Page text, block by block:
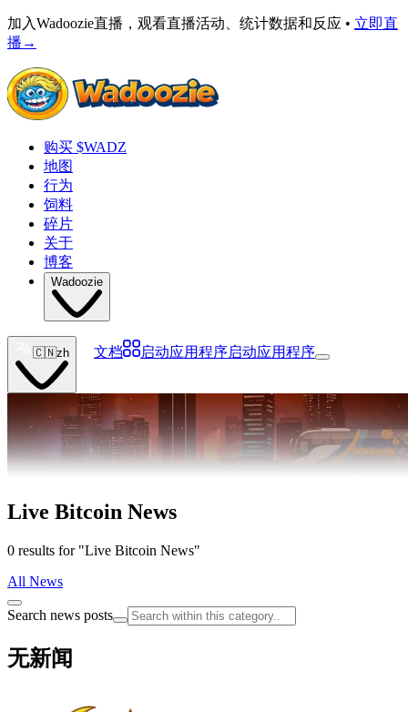
加入Wadoozie直播，观看直播活动、统计数据和反应 • 立即直
播 →
购买 $WADZ
地图
行为
饲料
碎片
关于
博客
Wadoozie
🇨🇳zh 文档 启动应用程序启动应用程序
Live Bitcoin News
0 results for "Live Bitcoin News"
All News
Search news posts
无新闻